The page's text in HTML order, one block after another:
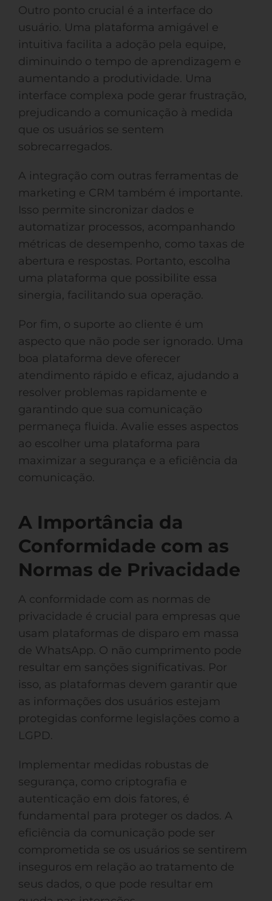
Outro ponto crucial é a interface do
usuário. Uma plataforma amigável e
intuitiva facilita a adoção pela equipe,
diminuindo o tempo de aprendizagem e
aumentando a produtividade. Uma
interface complexa pode gerar frustração,
prejudicando a comunicação à medida
que os usuários se sentem
sobrecarregados.
A integração com outras ferramentas de
marketing e CRM também é importante.
Isso permite sincronizar dados e
automatizar processos, acompanhando
métricas de desempenho, como taxas de
abertura e respostas. Portanto, escolha
uma plataforma que possibilite essa
sinergia, facilitando sua operação.
Por fim, o suporte ao cliente é um
aspecto que não pode ser ignorado. Uma
boa plataforma deve oferecer
atendimento rápido e eficaz, ajudando a
resolver problemas rapidamente e
garantindo que sua comunicação
permaneça fluida. Avalie esses aspectos
ao escolher uma plataforma para
maximizar a segurança e a eficiência da
comunicação.
A Importância da
Conformidade com as
Normas de Privacidade
A conformidade com as normas de
privacidade é crucial para empresas que
usam plataformas de disparo em massa
de WhatsApp. O não cumprimento pode
resultar em sanções significativas. Por
isso, as plataformas devem garantir que
as informações dos usuários estejam
protegidas conforme legislações como a
LGPD.
Implementar medidas robustas de
segurança, como criptografia e
autenticação em dois fatores, é
fundamental para proteger os dados. A
eficiência da comunicação pode ser
comprometida se os usuários se sentirem
inseguros em relação ao tratamento de
seus dados, o que pode resultar em